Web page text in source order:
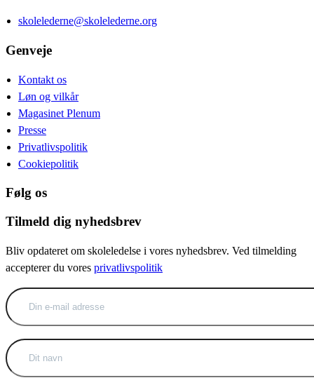
skolelederne@skolelederne.org
Genveje
Kontakt os
Løn og vilkår
Magasinet Plenum
Presse
Privatlivspolitik
Cookiepolitik
Følg os
Tilmeld dig nyhedsbrev
Bliv opdateret om skoleledelse i vores nyhedsbrev. Ved tilmelding
accepterer du vores privatlivspolitik